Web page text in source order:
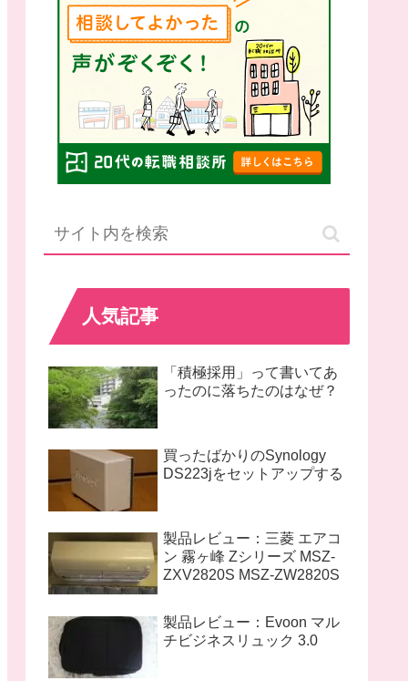
人気記事
「積極採用」って書いてあ
ったのに落ちたのはなぜ？
買ったばかりのSynology
DS223jをセットアップする
製品レビュー：三菱 エアコ
ン 霧ヶ峰 Zシリーズ MSZ-
ZXV2820S MSZ-ZW2820S
製品レビュー：Evoon マル
チビジネスリュック 3.0